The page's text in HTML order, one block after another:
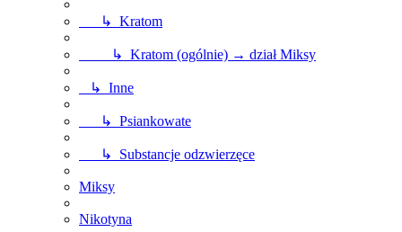
↳ Kratom
↳ Kratom (ogólnie) → dział Miksy
↳ Inne
↳ Psiankowate
↳ Substancje odzwierzęce
Miksy
Nikotyna